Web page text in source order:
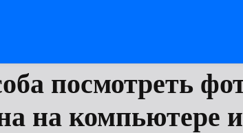
посмотреть
на компьютере